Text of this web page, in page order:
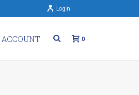
Login
0